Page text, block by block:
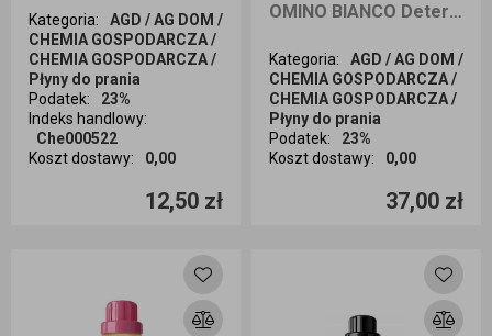
Kategoria:
AGD / AG DOM /
CHEMIA GOSPODARCZA /
CHEMIA GOSPODARCZA /
Płyny do prania
Podatek:
23%
Indeks handlowy:
Che000522
Koszt dostawy: 0,00
12,50 zł
Ilość sztuk
OMINO BIANCO Detersivo Płyn do prania MUSCHIO BIANCO 50 prań 2000m
Kategoria:
AGD / AG DOM /
CHEMIA GOSPODARCZA /
CHEMIA GOSPODARCZA /
Płyny do prania
Podatek:
23%
Koszt dostawy: 0,00
37,00 zł
Ilość sztuk